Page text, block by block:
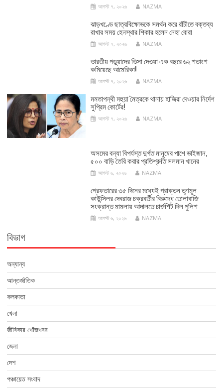
আগস্ট ৭, ২০২৬ NAZMA
ঝাড়খণ্ডে ছাত্রবিক্ষোভকে সমর্থন করে রাঁচীতে বক্তব্য
রাখার সময় হেনস্থার শিকার হলেন নেহা বোরা
আগস্ট ৭, ২০২৬ NAZMA
ভারতীয় পড়ুয়াদের ভিসা দেওয়া এক বছরে ৬২ শতাংশ
কমিয়েছে আমেরিকা!
আগস্ট ৭, ২০২৬ NAZMA
মমতাপন্থী মহুয়া মৈত্রকে থানায় হাজিরা দেওয়ার নির্দেশ
সুপ্রিম কোর্টের!
আগস্ট ৭, ২০২৬ NAZMA
অসমের বন্যা বিপর্যস্ত দুর্গত মানুষের পাশে ভাইজান,
৫০০ বাড়ি তৈরি করার প্রতিশ্রুতি সলমান খানের
আগস্ট ৬, ২০২৬ NAZMA
গ্রেফতারের ৩৫ দিনের মধ্যেই প্রাক্তন তৃণমূল
কাউন্সিলর দেবরাজ চক্রবর্তীর বিরুদ্ধে তোলাবাজি
সংক্রান্ত মামলায় আদালতে চার্জশিট দিল পুলিশ
আগস্ট ৬, ২০২৬ NAZMA
বিভাগ
অন্যান্য
আন্তর্জাতিক
কলকাতা
খেলা
জীবিকার খোঁজখবর
জেলা
দেশ
পঞ্চায়েত সংবাদ